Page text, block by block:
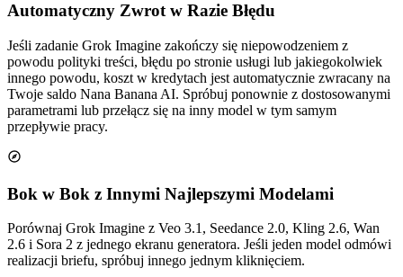
Automatyczny Zwrot w Razie Błędu
Jeśli zadanie Grok Imagine zakończy się niepowodzeniem z
powodu polityki treści, błędu po stronie usługi lub jakiegokolwiek
innego powodu, koszt w kredytach jest automatycznie zwracany na
Twoje saldo Nana Banana AI. Spróbuj ponownie z dostosowanymi
parametrami lub przełącz się na inny model w tym samym
przepływie pracy.
Bok w Bok z Innymi Najlepszymi Modelami
Porównaj Grok Imagine z Veo 3.1, Seedance 2.0, Kling 2.6, Wan
2.6 i Sora 2 z jednego ekranu generatora. Jeśli jeden model odmówi
realizacji briefu, spróbuj innego jednym kliknięciem.